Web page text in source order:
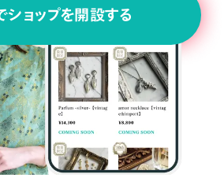
ショップを開設する
3つの理由